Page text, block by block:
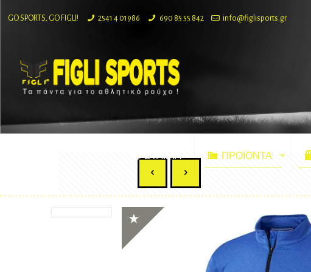
GO SPORTS, GO FIGLI! 2541 4 01986 690 85 55 842 info@figlisports.gr
ΕΤΑΙΡΙΑ ΠΡΟΪΟΝΤΑ